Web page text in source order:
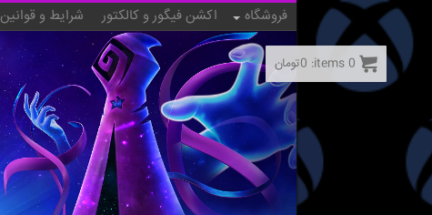
فروشگاه اکشن فیگور و کالکتور شرایط و قوانین
0
items:
0تومان